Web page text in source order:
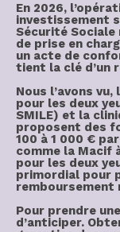
En 2026, l’
investissement
Sécurité
de prise en
un acte de
tient la clé d’un
Nous l’avons
pour les deux
SMILE) et la
proposent des
100 à 1 000 €
comme la Macif
pour les deux
primordial pour
remboursement
Pour prendre une
d’anticiper.